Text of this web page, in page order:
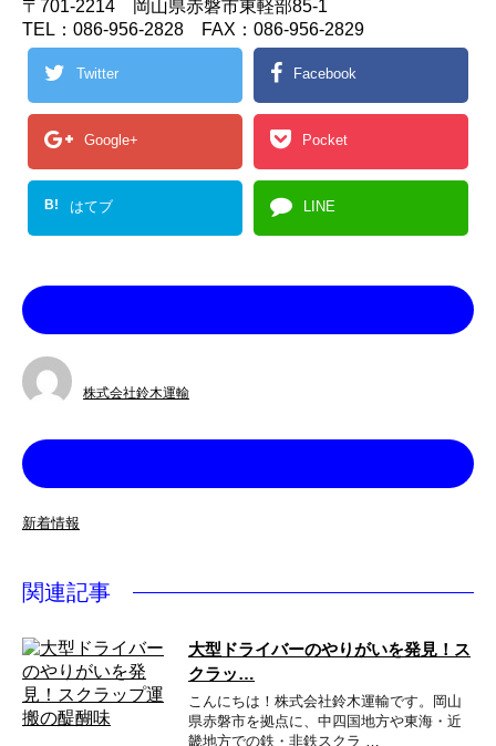
〒701-2214 岡山県赤磐市東軽部85-1
TEL：086-956-2828 FAX：086-956-2829
Twitter Facebook
Google+ Pocket
B! はてブ LINE
株式会社鈴木運輸
新着情報
関連記事
大型ドライバーのやりがいを発見！ス
クラッ…
こんにちは！株式会社鈴木運輸です。岡山
県赤磐市を拠点に、中四国地方や東海・近
畿地方での鉄・非鉄スクラ …